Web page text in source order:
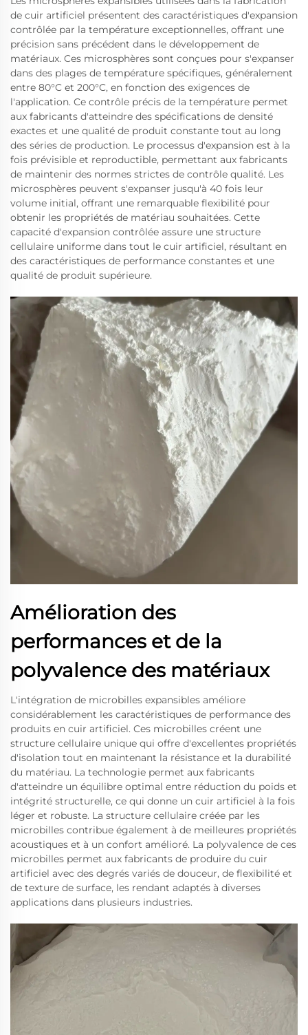
de cuir artificiel présentent des caractéristiques d'expansion
contrôlée par la température exceptionnelles, offrant une
précision sans précédent dans le développement de
matériaux. Ces microsphères sont conçues pour s'expanser
dans des plages de température spécifiques, généralement
entre 80°C et 200°C, en fonction des exigences de
l'application. Ce contrôle précis de la température permet
aux fabricants d'atteindre des spécifications de densité
exactes et une qualité de produit constante tout au long
des séries de production. Le processus d'expansion est à la
fois prévisible et reproductible, permettant aux fabricants
de maintenir des normes strictes de contrôle qualité. Les
microsphères peuvent s'expanser jusqu'à 40 fois leur
volume initial, offrant une remarquable flexibilité pour
obtenir les propriétés de matériau souhaitées. Cette
capacité d'expansion contrôlée assure une structure
cellulaire uniforme dans tout le cuir artificiel, résultant en
des caractéristiques de performance constantes et une
qualité de produit supérieure.
Amélioration des
performances et de la
polyvalence des matériaux
L'intégration de microbilles expansibles améliore
considérablement les caractéristiques de performance des
produits en cuir artificiel. Ces microbilles créent une
structure cellulaire unique qui offre d'excellentes propriétés
d'isolation tout en maintenant la résistance et la durabilité
du matériau. La technologie permet aux fabricants
d'atteindre un équilibre optimal entre réduction du poids et
intégrité structurelle, ce qui donne un cuir artificiel à la fois
léger et robuste. La structure cellulaire créée par les
microbilles contribue également à de meilleures propriétés
acoustiques et à un confort amélioré. La polyvalence de ces
microbilles permet aux fabricants de produire du cuir
artificiel avec des degrés variés de douceur, de flexibilité et
de texture de surface, les rendant adaptés à diverses
applications dans plusieurs industries.